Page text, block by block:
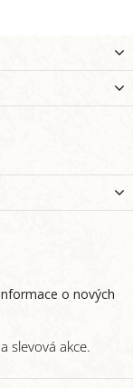
o nových